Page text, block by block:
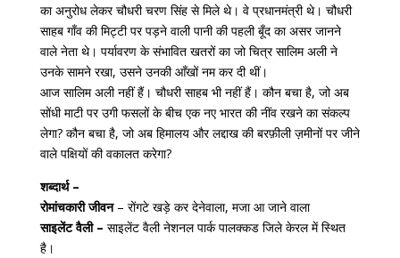
का अनुरोध लेकर चौधरी चरण सिंह से मिले थे। वे प्रधानमंत्री थे। चौधरी
साहब गाँव की मिट्टी पर पड़ने वाली पानी की पहली बूँद का असर जानने
वाले नेता थे। पर्यावरण के संभावित खतरों का जो चित्र सालिम अली ने
उनके सामने रखा, उसने उनकी आँखों नम कर दी थीं।
आज सालिम अली नहीं हैं। चौधरी साहब भी नहीं हैं। कौन बचा है, जो अब
सोंधी माटी पर उगी फसलों के बीच एक नए भारत की नींव रखने का संकल्प
लेगा? कौन बचा है, जो अब हिमालय और लद्दाख की बरफ़ीली ज़मीनों पर जीने
वाले पक्षियों की वकालत करेगा?
शब्दार्थ –
रोमांचकारी जीवन– रोंगटे खड़े कर देनेवाला, मजा आ जाने वाला
साइलेंट वैली – साइलेंट वैली नेशनल पार्क पालक्कड जिले केरल में स्थित
है।